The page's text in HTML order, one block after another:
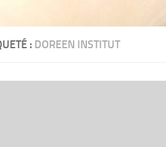
: DOREEN INSTITUT